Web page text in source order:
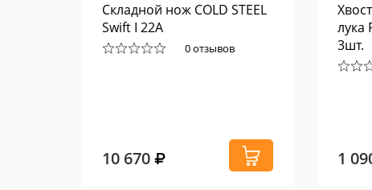
Складной нож COLD STEEL
Swift I 22A
0 отзывов
10 670
лука
3шт.
1